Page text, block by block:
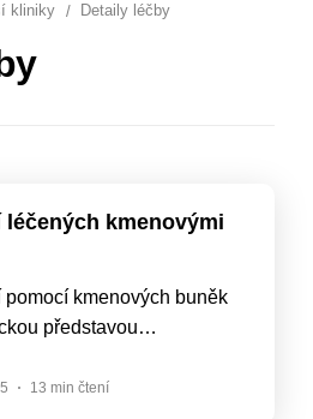
kliniky Detaily léčby
léčených kmenovými
pomocí kmenových buněk
představou…
13 min čtení